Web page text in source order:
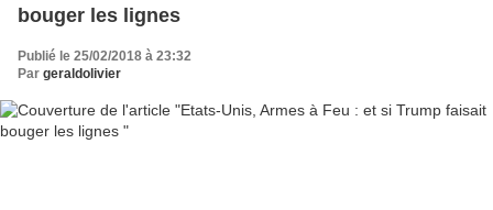
bouger les lignes
Publié le 25/02/2018 à 23:32
Par geraldolivier